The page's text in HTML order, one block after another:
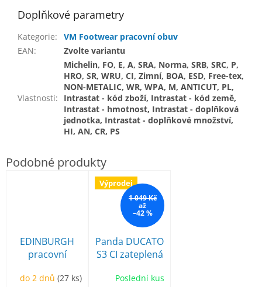
Doplňkové parametry
Kategorie:
VM Footwear pracovní obuv
EAN: Zvolte variantu
Vlastnosti:
Michelin, FO, E, A, SRA, Norma, SRB, SRC, P,
HRO, SR, WRU, CI, Zimní, BOA, ESD, Free-tex,
NON-METALIC, WR, WPA, M, ANTICUT, PL,
Intrastat - kód zboží, Intrastat - kód země,
Intrastat - hmotnost, Intrastat - doplňková
jednotka, Intrastat - doplňkové množství,
HI, AN, CR, PS
EDINBURGH
pracovní
do 2 dnů(27 ks)
Výprodej
1 049 Kč
až
–42 %
Panda DUCATO
S3 CI zateplená
obuv
Poslední kus